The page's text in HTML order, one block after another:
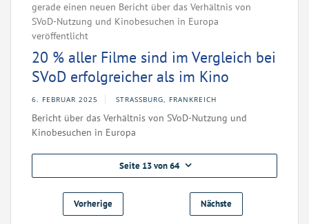
gerade einen neuen Bericht über das Verhältnis von
SVoD-Nutzung und Kinobesuchen in Europa
veröffentlicht
20 % aller Filme sind im Vergleich bei
SVoD erfolgreicher als im Kino
6. FEBRUAR 2025 STRASSBURG, FRANKREICH
Bericht über das Verhältnis von SVoD-Nutzung und
Kinobesuchen in Europa
Seite 13 von 64
Vorherige Nächste